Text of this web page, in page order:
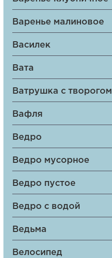
Варенье малиновое
Василек
Вата
Ватрушка с творогом
Вафля
Ведро
Ведро мусорное
Ведро пустое
Ведро с водой
Ведьма
Велосипед